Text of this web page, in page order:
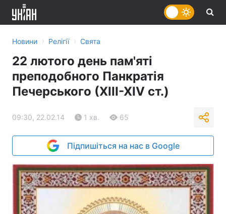
Новини › Релігії › Свята
22 лютого день пам'яті
преподобного Панкратія
Печерського (ХІІІ-ХІV ст.)
09:30, 22.02.14 1 хв. 65
Підпишіться на нас в Google